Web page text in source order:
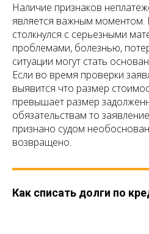
Наличие признаков
является важным моментом.
столкнулся с серьезными
проблемами, болезнью,
ситуации могут стать
Если во время проверки
выявится что размер
превышает размер
обязательствам то
признано судом
возвращено.
Как списать долги по